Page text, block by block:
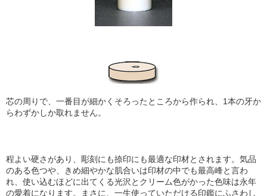
芯の周りで、一番目が細かくそろったところから作られ、1本の牙か
らわずかしか取れません。
程よい硬さがあり、彫刻にも捺印にも最適な印材とされます。気品
のある色つや、きめ細やかな肌合いは印材の中でも最高峰と言わ
れ、使い込むほどに出てくる光沢とクリーム色がかった色味は永年
の愛着になります。まさに、一生使っていただける印鑑にふさわし